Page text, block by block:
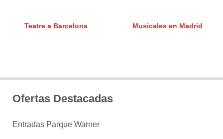
Teatre a Barcelona Musicales en Madrid
Ofertas Destacadas
Entradas Parque Warner